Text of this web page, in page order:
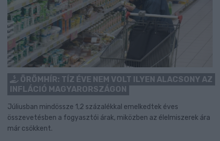
ÖRÖMHÍR: TÍZ ÉVE NEM VOLT ILYEN ALACSONY AZ
INFLÁCIÓ MAGYARORSZÁGON
Júliusban mindössze 1,2 százalékkal emelkedtek éves
összevetésben a fogyasztói árak, miközben az élelmiszerek ára
már csökkent.